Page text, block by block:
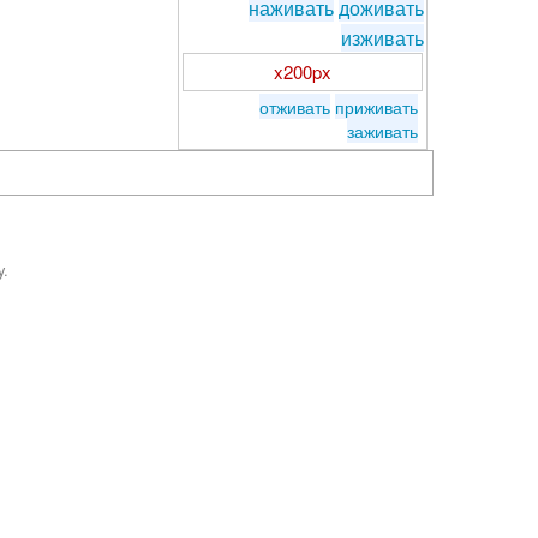
наживатьдоживать
изживать
x200px
отживать приживать
заживать